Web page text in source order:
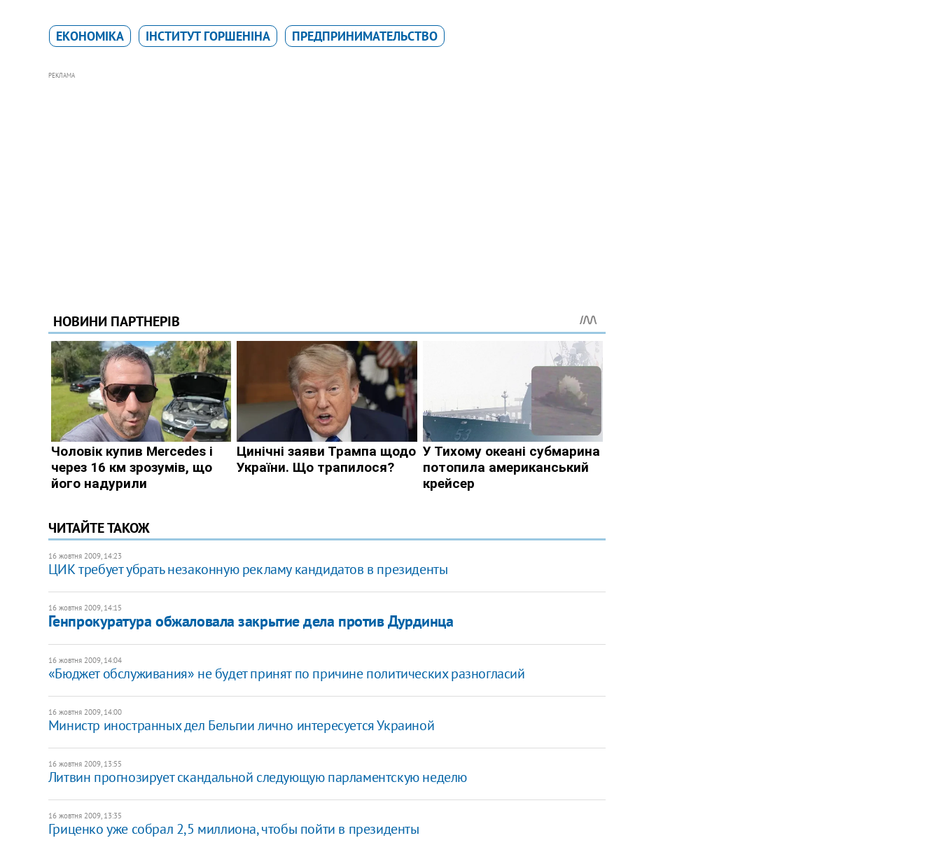
ЕКОНОМІКА ІНСТИТУТ ГОРШЕНІНА ПРЕДПРИНИМАТЕЛЬСТВО
РЕКЛАМА
ЧИТАЙТЕ ТАКОЖ
16 жовтня 2009, 14:23
ЦИК требует убрать незаконную рекламу кандидатов в президенты
16 жовтня 2009, 14:15
Генпрокуратура обжаловала закрытие дела против Дурдинца
16 жовтня 2009, 14:04
«Бюджет обслуживания» не будет принят по причине политических разногласий
16 жовтня 2009, 14:00
Министр иностранных дел Бельгии лично интересуется Украиной
16 жовтня 2009, 13:55
Литвин прогнозирует скандальной следующую парламентскую неделю
16 жовтня 2009, 13:35
Гриценко уже собрал 2,5 миллиона, чтобы пойти в президенты